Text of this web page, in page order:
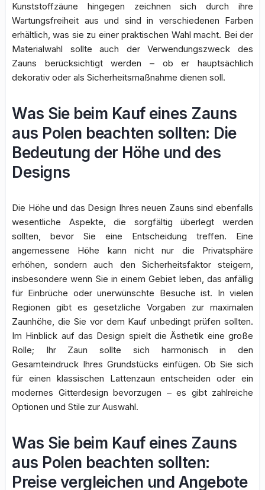
Kunststoffzäune hingegen zeichnen sich durch ihre
Wartungsfreiheit aus und sind in verschiedenen Farben
erhältlich, was sie zu einer praktischen Wahl macht. Bei der
Materialwahl sollte auch der Verwendungszweck des
Zauns berücksichtigt werden – ob er hauptsächlich
dekorativ oder als Sicherheitsmaßnahme dienen soll.
Was Sie beim Kauf eines Zauns
aus Polen beachten sollten: Die
Bedeutung der Höhe und des
Designs
Die Höhe und das Design Ihres neuen Zauns sind ebenfalls
wesentliche Aspekte, die sorgfältig überlegt werden
sollten, bevor Sie eine Entscheidung treffen. Eine
angemessene Höhe kann nicht nur die Privatsphäre
erhöhen, sondern auch den Sicherheitsfaktor steigern,
insbesondere wenn Sie in einem Gebiet leben, das anfällig
für Einbrüche oder unerwünschte Besuche ist. In vielen
Regionen gibt es gesetzliche Vorgaben zur maximalen
Zaunhöhe, die Sie vor dem Kauf unbedingt prüfen sollten.
Im Hinblick auf das Design spielt die Ästhetik eine große
Rolle; Ihr Zaun sollte sich harmonisch in den
Gesamteindruck Ihres Grundstücks einfügen. Ob Sie sich
für einen klassischen Lattenzaun entscheiden oder ein
modernes Gitterdesign bevorzugen – es gibt zahlreiche
Optionen und Stile zur Auswahl.
Was Sie beim Kauf eines Zauns
aus Polen beachten sollten:
Preise vergleichen und Angebote